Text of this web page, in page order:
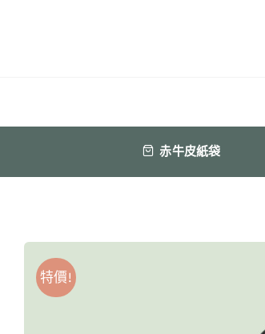
赤牛皮紙袋
特價!